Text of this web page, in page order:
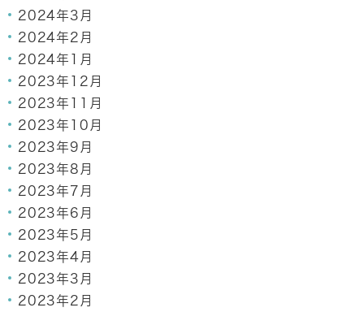
2024年3月
2024年2月
2024年1月
2023年12月
2023年11月
2023年10月
2023年9月
2023年8月
2023年7月
2023年6月
2023年5月
2023年4月
2023年3月
2023年2月